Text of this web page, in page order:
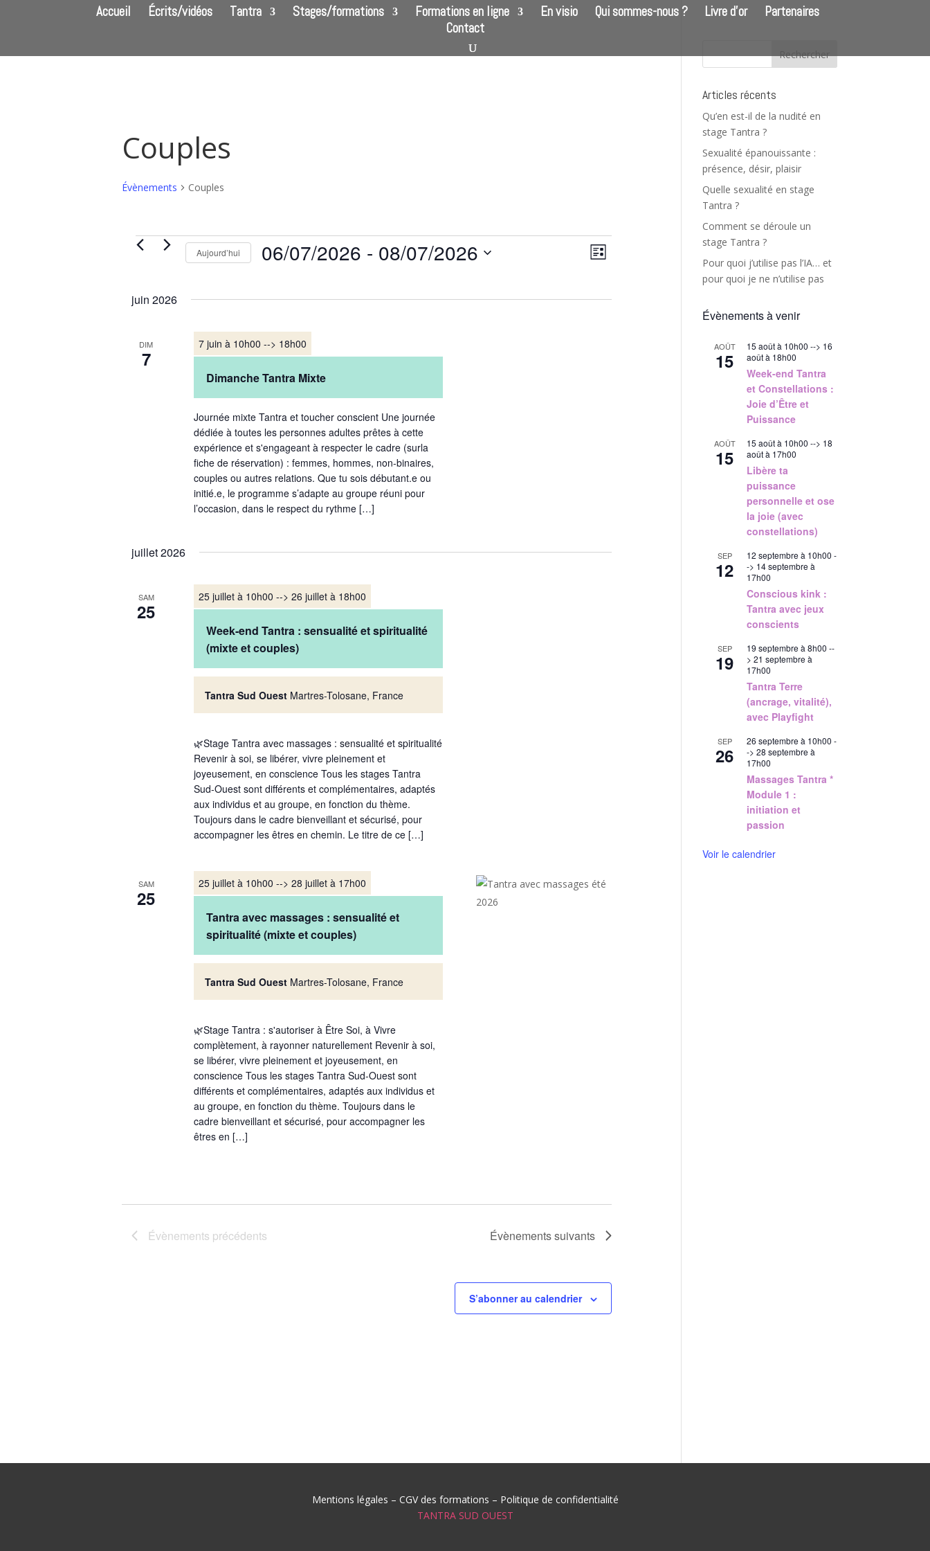
Accueil Écrits/vidéos Tantra Stages/formations Formations en ligne En visio Qui sommes-nous ? Livre d’or
Partenaires
Contact
Couples
Évènements Couples
Évènements Navigation
par
Navigation
de
Liste
Aujourd’hui 06/07/2026 - 08/07/2026
juin 2026
DIM
7
Dimanche Tantra Mixte
7 juin à 10h00 --> 18h00
Journée mixte Tantra et toucher conscient Une journée
dédiée à toutes les personnes adultes prêtes à cette
expérience et s'engageant à respecter le cadre (surla
fiche de réservation) : femmes, hommes, non-binaires,
couples ou autres relations. Que tu sois débutant.e ou
initié.e, le programme s’adapte au groupe réuni pour
l’occasion, dans le respect du rythme […]
juillet 2026
SAM
25
Week-end Tantra : sensualité et spiritualité
(mixte et couples)
25 juillet à 10h00 -->26 juillet à 18h00
Tantra Sud Ouest Martres-Tolosane, France
🌿Stage Tantra avec massages : sensualité et spiritualité
Revenir à soi, se libérer, vivre pleinement et
joyeusement, en conscience Tous les stages Tantra
Sud-Ouest sont différents et complémentaires, adaptés
aux individus et au groupe, en fonction du thème.
Toujours dans le cadre bienveillant et sécurisé, pour
accompagner les êtres en chemin. Le titre de ce […]
SAM
25
Tantra avec massages : sensualité et
spiritualité (mixte et couples)
25 juillet à 10h00 -->28 juillet à 17h00
Tantra Sud Ouest Martres-Tolosane, France
🌿Stage Tantra : s'autoriser à Être Soi, à Vivre
complètement, à rayonner naturellement Revenir à soi,
se libérer, vivre pleinement et joyeusement, en
conscience Tous les stages Tantra Sud-Ouest sont
différents et complémentaires, adaptés aux individus et
au groupe, en fonction du thème. Toujours dans le
cadre bienveillant et sécurisé, pour accompagner les
êtres en […]
Évènements précédents Évènementssuivants
S’abonner au calendrier
Articles récents
Qu’en est-il de la nudité en
stage Tantra ?
Sexualité épanouissante :
présence, désir, plaisir
Quelle sexualité en stage
Tantra ?
Comment se déroule un
stage Tantra ?
Pour quoi j’utilise pas l’IA… et
pour quoi je ne n’utilise pas
Évènements à venir
AOÛT
15
15 août à 10h00 --> 16
août à 18h00
Week-end Tantra
et Constellations :
Joie d’Être et
Puissance
AOÛT
15
15 août à 10h00 --> 18
août à 17h00
Libère ta
puissance
personnelle et ose
la joie (avec
constellations)
SEP
12
12 septembre à 10h00 -
-> 14 septembre à
17h00
Conscious kink :
Tantra avec jeux
conscients
SEP
19
19 septembre à 8h00 --
>21 septembre à
17h00
Tantra Terre
(ancrage, vitalité),
avec Playfight
SEP
26
26 septembre à 10h00 -
->28 septembre à
17h00
Massages Tantra *
Module 1 :
initiation et
passion
Voir le calendrier
Mentions légales – CGV des formations – Politique de confidentialité
TANTRA SUD OUEST